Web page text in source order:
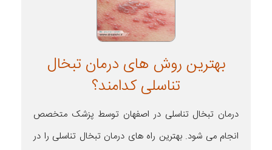
بهترین روش های درمان تبخال
تناسلی کدامند؟
درمان تبخال تناسلی در اصفهان توسط پزشک متخصص
انجام می شود. بهترین راه های درمان تبخال تناسلی را در